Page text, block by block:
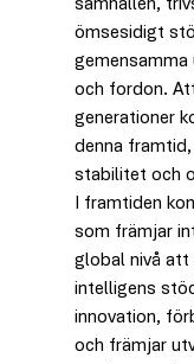
samhällen,
ömsesidigt
och fordon.
generationer
denna
stabilitet och
I framtiden
som främjar
global nivå att
intelligens
innovation,
och främjar